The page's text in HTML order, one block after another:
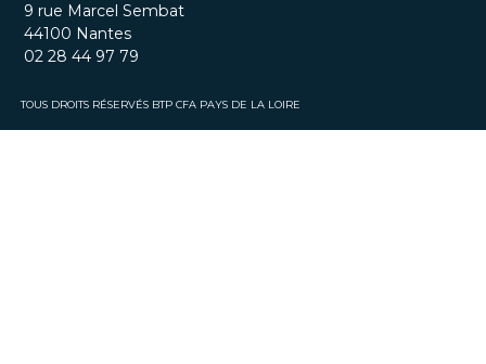
9 rue Marcel Sembat
44100 Nantes
02 28 44 97 79
TOUS DROITS RÉSERVÉS BTP CFA PAYS DE LA LOIRE